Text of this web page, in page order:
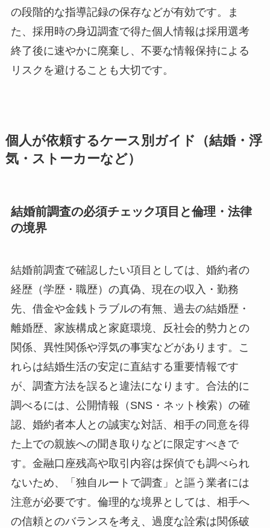
の段階的な指導記録の保存などが有効です。ま
た、採用時の身辺調査で得た個人情報は採用選考
終了後に速やかに廃棄し、不要な情報保持による
リスクを避けることも大切です。
個人が依頼するケース別ガイド（結婚・浮
気・ストーカーなど）
結婚前調査の必須チェック項目と倫理・法律
の境界
結婚前調査で確認したい項目としては、婚約者の
経歴（学歴・職歴）の真偽、現在の収入・勤務
先、借金や金銭トラブルの有無、過去の結婚歴・
離婚歴、家族構成と家庭環境、反社会的勢力との
関係、異性関係や浮気の事実などがあります。こ
れらは結婚生活の安定に直結する重要情報です
が、調査方法を誤ると違法になります。合法的に
調べるには、公開情報（SNS・ネット検索）の確
認、婚約者本人との誠実な対話、相手の同意を得
た上での親族への聞き取りなどに限定すべきで
す。金融口座残高や取引内容は探偵でも調べられ
ないため、「独自ルートで調査」と謳う業者には
注意が必要です。倫理的な境界としては、相手へ
の信頼とのバランスを考え、過度な詮索は関係破